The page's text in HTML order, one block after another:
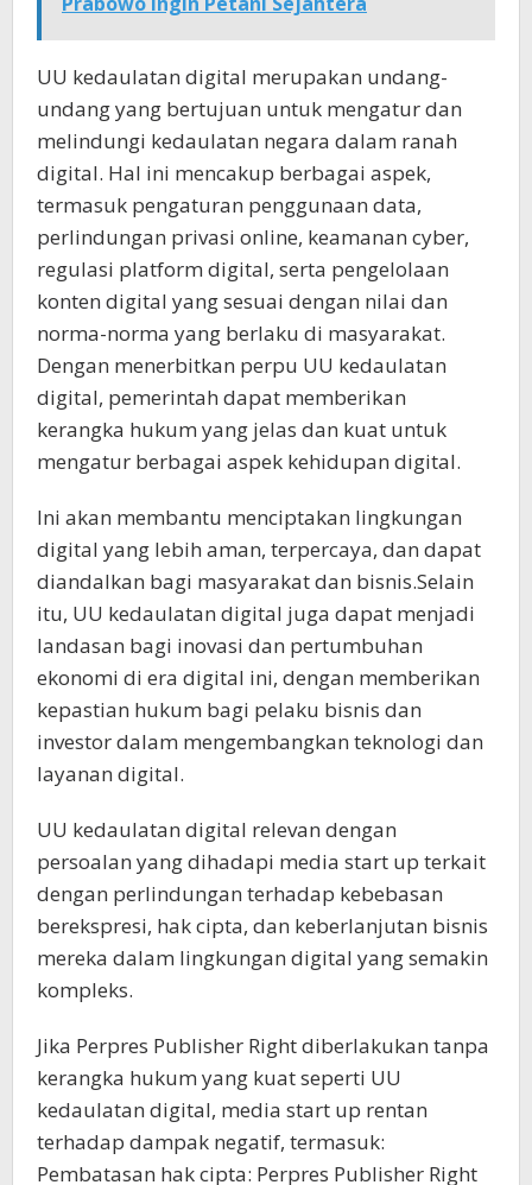
UU kedaulatan digital merupakan undang-
undang yang bertujuan untuk mengatur dan
melindungi kedaulatan negara dalam ranah
digital. Hal ini mencakup berbagai aspek,
termasuk pengaturan penggunaan data,
perlindungan privasi online, keamanan cyber,
regulasi platform digital, serta pengelolaan
konten digital yang sesuai dengan nilai dan
norma-norma yang berlaku di masyarakat.
Dengan menerbitkan perpu UU kedaulatan
digital, pemerintah dapat memberikan
kerangka hukum yang jelas dan kuat untuk
mengatur berbagai aspek kehidupan digital.
Ini akan membantu menciptakan lingkungan
digital yang lebih aman, terpercaya, dan dapat
diandalkan bagi masyarakat dan bisnis.Selain
itu, UU kedaulatan digital juga dapat menjadi
landasan bagi inovasi dan pertumbuhan
ekonomi di era digital ini, dengan memberikan
kepastian hukum bagi pelaku bisnis dan
investor dalam mengembangkan teknologi dan
layanan digital.
UU kedaulatan digital relevan dengan
persoalan yang dihadapi media start up terkait
dengan perlindungan terhadap kebebasan
berekspresi, hak cipta, dan keberlanjutan bisnis
mereka dalam lingkungan digital yang semakin
kompleks.
Jika Perpres Publisher Right diberlakukan tanpa
kerangka hukum yang kuat seperti UU
kedaulatan digital, media start up rentan
terhadap dampak negatif, termasuk:
Pembatasan hak cipta: Perpres Publisher Right